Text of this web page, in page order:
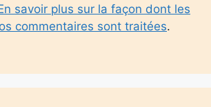
savoir plus sur la façon dont les
commentaires sont traitées.